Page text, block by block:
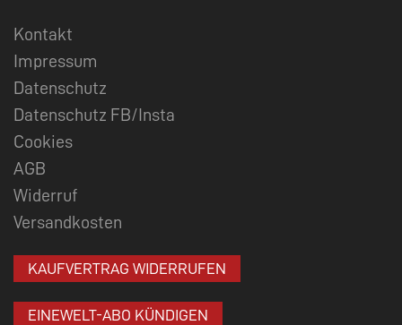
Kontakt
Impressum
Datenschutz
Datenschutz FB/Insta
Cookies
AGB
Widerruf
Versandkosten
KAUFVERTRAG WIDERRUFEN
EINEWELT-ABO KÜNDIGEN